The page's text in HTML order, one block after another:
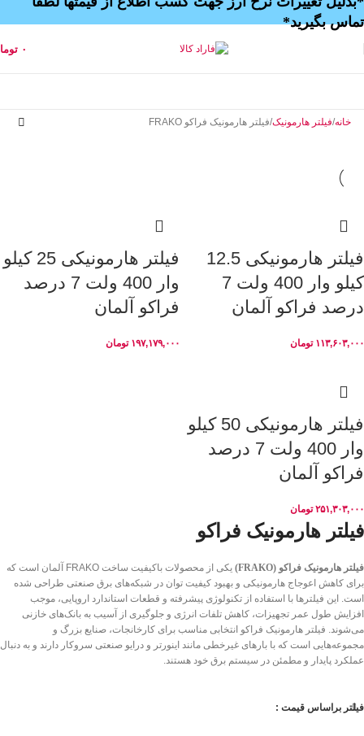
تماس بگیرید*
۰
فیلتر براساس قیمت :
خانه فیلتر هارمونیک فیلتر هارمونیک فراکو FRAKO
فیلتر هارمونیکی 12.5
کیلو وار 400 ولت 7
درصد فراکو آلمان
۱۱۳,۶۰۳,۰۰۰ تومان
فیلتر هارمونیکی 25 کیلو
وار 400 ولت 7 درصد
فراکو آلمان
۱۹۷,۱۷۹,۰۰۰ تومان
فیلتر هارمونیکی 50 کیلو
وار 400 ولت 7 درصد
فراکو آلمان
۲۵۱,۳۰۳,۰۰۰ تومان
فیلتر هارمونیک فراکو
فیلتر هارمونیک فراکو (FRAKO) یکی از محصولات باکیفیت ساخت FRAKO
آلمان است که
برای کاهش اعوجاج هارمونیکی و بهبود کیفیت توان در شبکه‌های برق صنعتی طراحی شده
است. این فیلترها با استفاده از تکنولوژی پیشرفته و قطعات استاندارد اروپایی، موجب
افزایش طول عمر تجهیزات، کاهش تلفات انرژی و جلوگیری از آسیب به بانک‌های خازنی
می‌شوند. فیلتر هارمونیک فراکو انتخابی مناسب برای کارخانجات، صنایع بزرگ و
مجموعه‌هایی است که با بارهای غیرخطی مانند اینورتر و درایو صنعتی سروکار دارند و به دنبال
عملکرد پایدار و مطمئن در سیستم برق خود هستند.